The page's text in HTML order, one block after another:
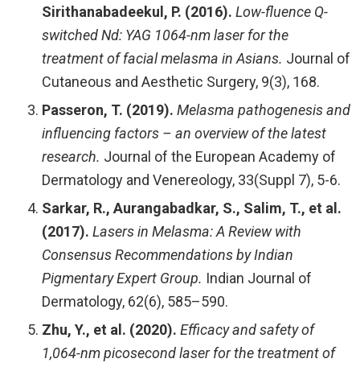
Sirithanabadeekul, P. (2016). Low-fluence Q-
switched Nd: YAG 1064-nm laser for the
treatment of facial melasma in Asians. Journal of
Cutaneous and Aesthetic Surgery, 9(3), 168.
Passeron, T. (2019). Melasma pathogenesis and
influencing factors – an overview of the latest
research. Journal of the European Academy of
Dermatology and Venereology, 33(Suppl 7), 5-6.
Sarkar, R., Aurangabadkar, S., Salim, T., et al.
(2017). Lasers in Melasma: A Review with
Consensus Recommendations by Indian
Pigmentary Expert Group. Indian Journal of
Dermatology, 62(6), 585–590.
Zhu, Y., et al. (2020). Efficacy and safety of
1,064-nm picosecond laser for the treatment of